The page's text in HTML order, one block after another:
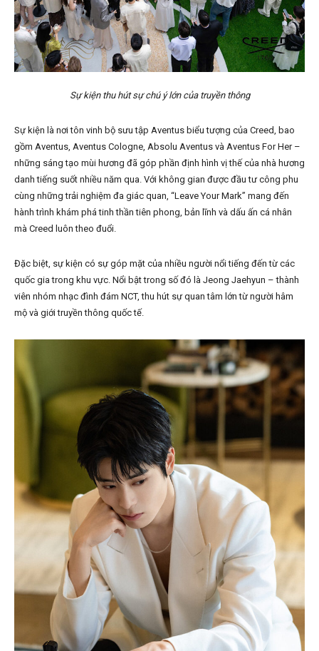
Sự kiện thu hút sự chú ý lớn của truyền thông
Sự kiện là nơi tôn vinh bộ sưu tập Aventus biểu tượng của Creed, bao
gồm Aventus, Aventus Cologne, Absolu Aventus và Aventus For Her –
những sáng tạo mùi hương đã góp phần định hình vị thế của nhà hương
danh tiếng suốt nhiều năm qua. Với không gian được đầu tư công phu
cùng những trải nghiệm đa giác quan, “Leave Your Mark” mang đến
hành trình khám phá tinh thần tiên phong, bản lĩnh và dấu ấn cá nhân
mà Creed luôn theo đuổi.
Đặc biệt, sự kiện có sự góp mặt của nhiều người nổi tiếng đến từ các
quốc gia trong khu vực. Nổi bật trong số đó là Jeong Jaehyun – thành
viên nhóm nhạc đình đám NCT, thu hút sự quan tâm lớn từ người hâm
mộ và giới truyền thông quốc tế.